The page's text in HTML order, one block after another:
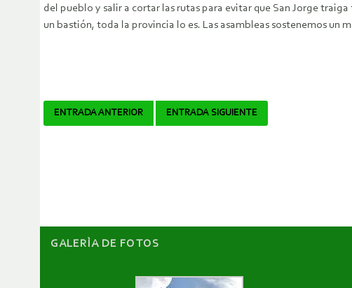
del pueblo y salir a cortar las rutas para evitar que San Jorge
un bastión, toda la provincia lo es. Las asambleas sostenemos un
Navegador
ENTRADA ANTERIOR ENTRADA SIGUIENTE
GALERÌA DE FOTOS